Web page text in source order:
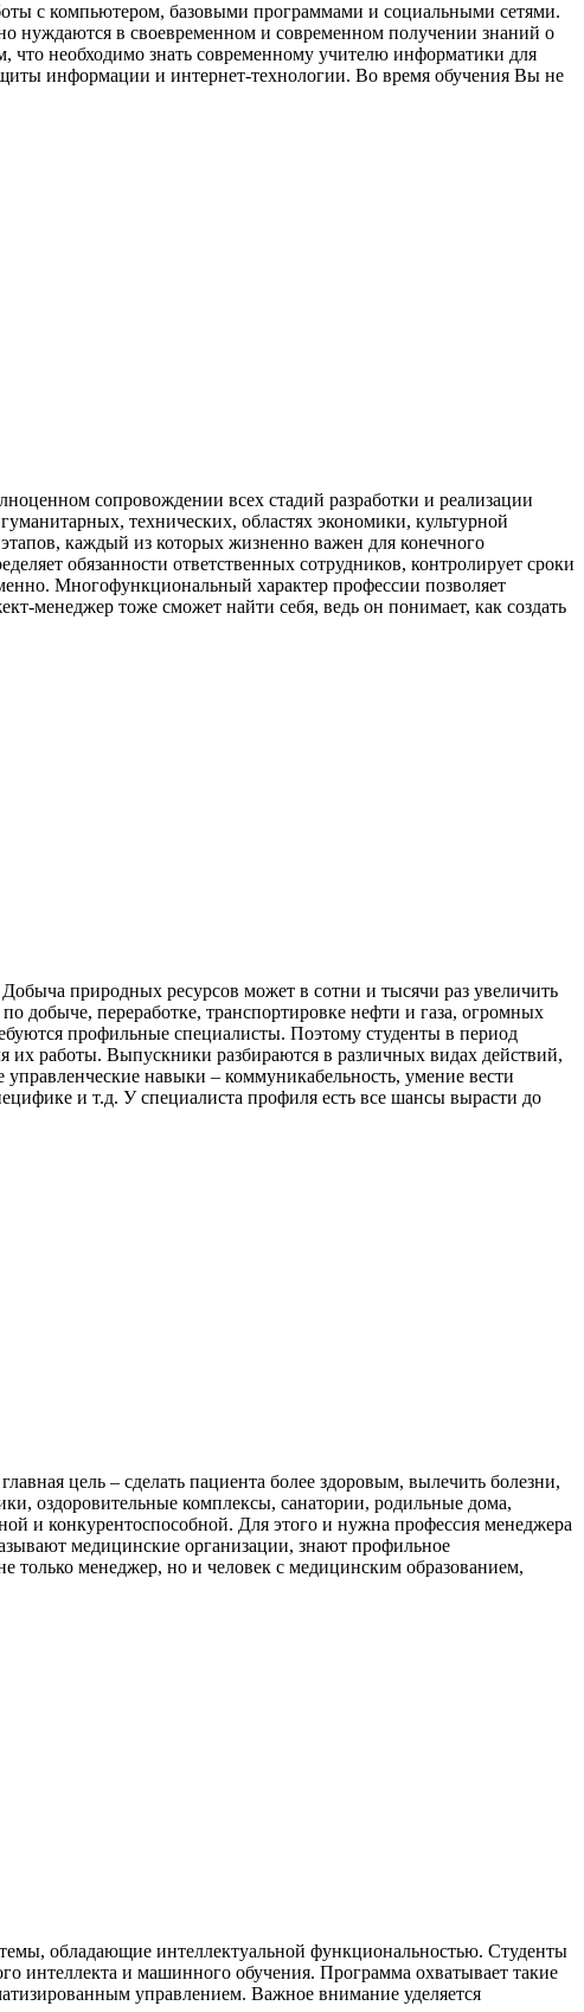
с компьютером, базовыми программами и социальными сетями.
нуждаются в своевременном и современном получении знаний о
необходимо знать современному учителю информатики для
информации и интернет-технологии. Во время обучения Вы не
сопровождении всех стадий разработки и реализации
технических, областях экономики, культурной
каждый из которых жизненно важен для конечного
обязанности ответственных сотрудников, контролирует сроки
Многофункциональный характер профессии позволяет
менеджер тоже сможет найти себя, ведь он понимает, как создать
природных ресурсов может в сотни и тысячи раз увеличить
добыче, переработке, транспортировке нефти и газа, огромных
профильные специалисты. Поэтому студенты в период
их работы. Выпускники разбираются в различных видах действий,
навыки – коммуникабельность, умение вести
и т.д. У специалиста профиля есть все шансы вырасти до
цель – сделать пациента более здоровым, вылечить болезни,
оздоровительные комплексы, санатории, родильные дома,
и конкурентоспособной. Для этого и нужна профессия менеджера
медицинские организации, знают профильное
только менеджер, но и человек с медицинским образованием,
обладающие интеллектуальной функциональностью. Студенты
интеллекта и машинного обучения. Программа охватывает такие
управлением. Важное внимание уделяется